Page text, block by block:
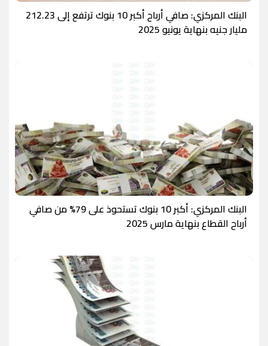
البنك المركزي: صافي أرباح أكبر 10 بنوك ترتفع إلى 212.23
مليار جنيه بنهاية يونيو 2025
البنك المركزي: أكبر 10 بنوك تستحوذ على 79% من صافي
أرباح القطاع بنهاية مارس 2025